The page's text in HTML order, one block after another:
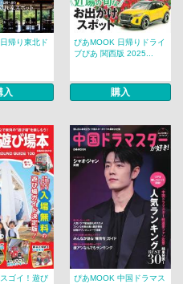
帰り東北ド
入
ぴあMOOK 日帰りドライ
ブぴあ 関西版 2025...
購入
ゴイ！遊び
ぴあMOOK 中国ドラマス